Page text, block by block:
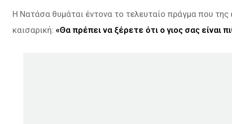
Η Νατάσα θυμάται έντονα το τελευταίο πράγμα που της
καισαρική: «Θα πρέπει να ξέρετε ότι ο γιος σας είναι